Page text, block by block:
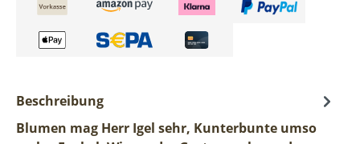
Beschreibung
Blumen mag Herr Igel sehr, Kunterbunte umso